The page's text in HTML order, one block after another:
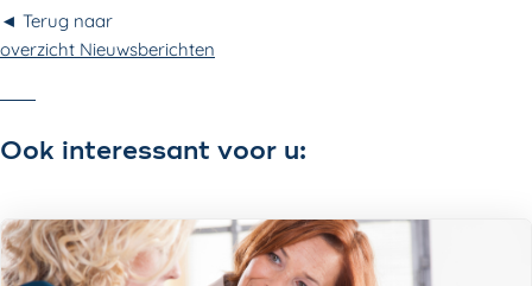
◄ Terug naar
overzicht Nieuwsberichten
Ook interessant voor u: